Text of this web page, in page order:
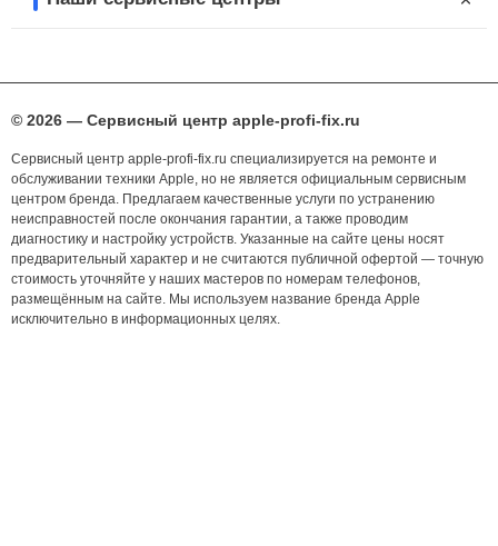
© 2026 — Сервисный центр apple-profi-fix.ru
Сервисный центр apple-profi-fix.ru специализируется на ремонте и
обслуживании техники Apple, но не является официальным сервисным
центром бренда. Предлагаем качественные услуги по устранению
неисправностей после окончания гарантии, а также проводим
диагностику и настройку устройств. Указанные на сайте цены носят
предварительный характер и не считаются публичной офертой — точную
стоимость уточняйте у наших мастеров по номерам телефонов,
размещённым на сайте. Мы используем название бренда Apple
исключительно в информационных целях.